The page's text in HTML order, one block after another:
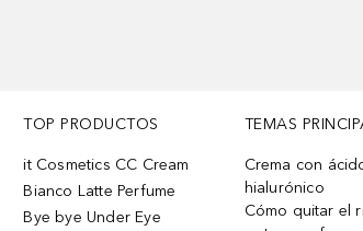
TOP PRODUCTOS
it Cosmetics CC Cream
Bianco Latte Perfume
Bye bye Under Eye
TEMAS
Crema con
hialurónico
Cómo quitar el